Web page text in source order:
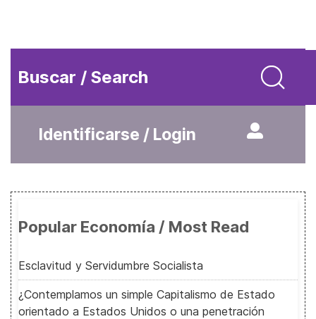
Buscar / Search
Identificarse / Login
Popular Economía / Most Read
Esclavitud y Servidumbre Socialista
¿Contemplamos un simple Capitalismo de Estado
orientado a Estados Unidos o una penetración